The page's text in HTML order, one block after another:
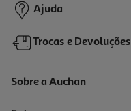
Ajuda
Trocas e Devoluções
Sobre a Auchan